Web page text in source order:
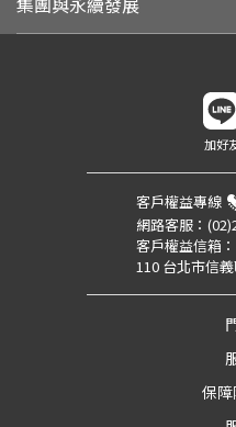
加好
客戶權益專線
網路客服：
客戶權益信箱：
110 台北市信
保